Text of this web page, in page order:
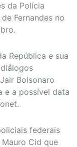
da Polícia
Fernandes no
República e sua
Bolsonaro
e a possível data
federais
Cid que